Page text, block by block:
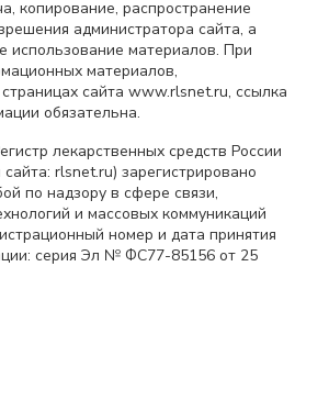
копирование, распространение
администратора сайта, а
использование материалов. При
материалов,
сайта www.rlsnet.ru, ссылка
обязательна.
лекарственных средств России
rlsnet.ru) зарегистрировано
по надзору в сфере связи,
и массовых коммуникаций
номер и дата принятия
серия Эл № ФС77-85156 от 25